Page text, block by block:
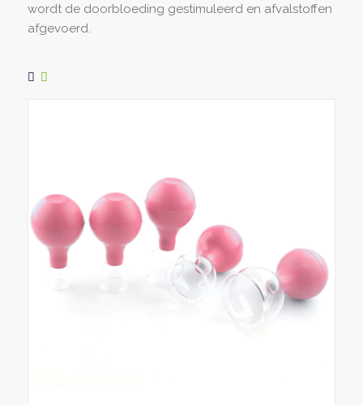
wordt de doorbloeding gestimuleerd en afvalstoffen
afgevoerd.